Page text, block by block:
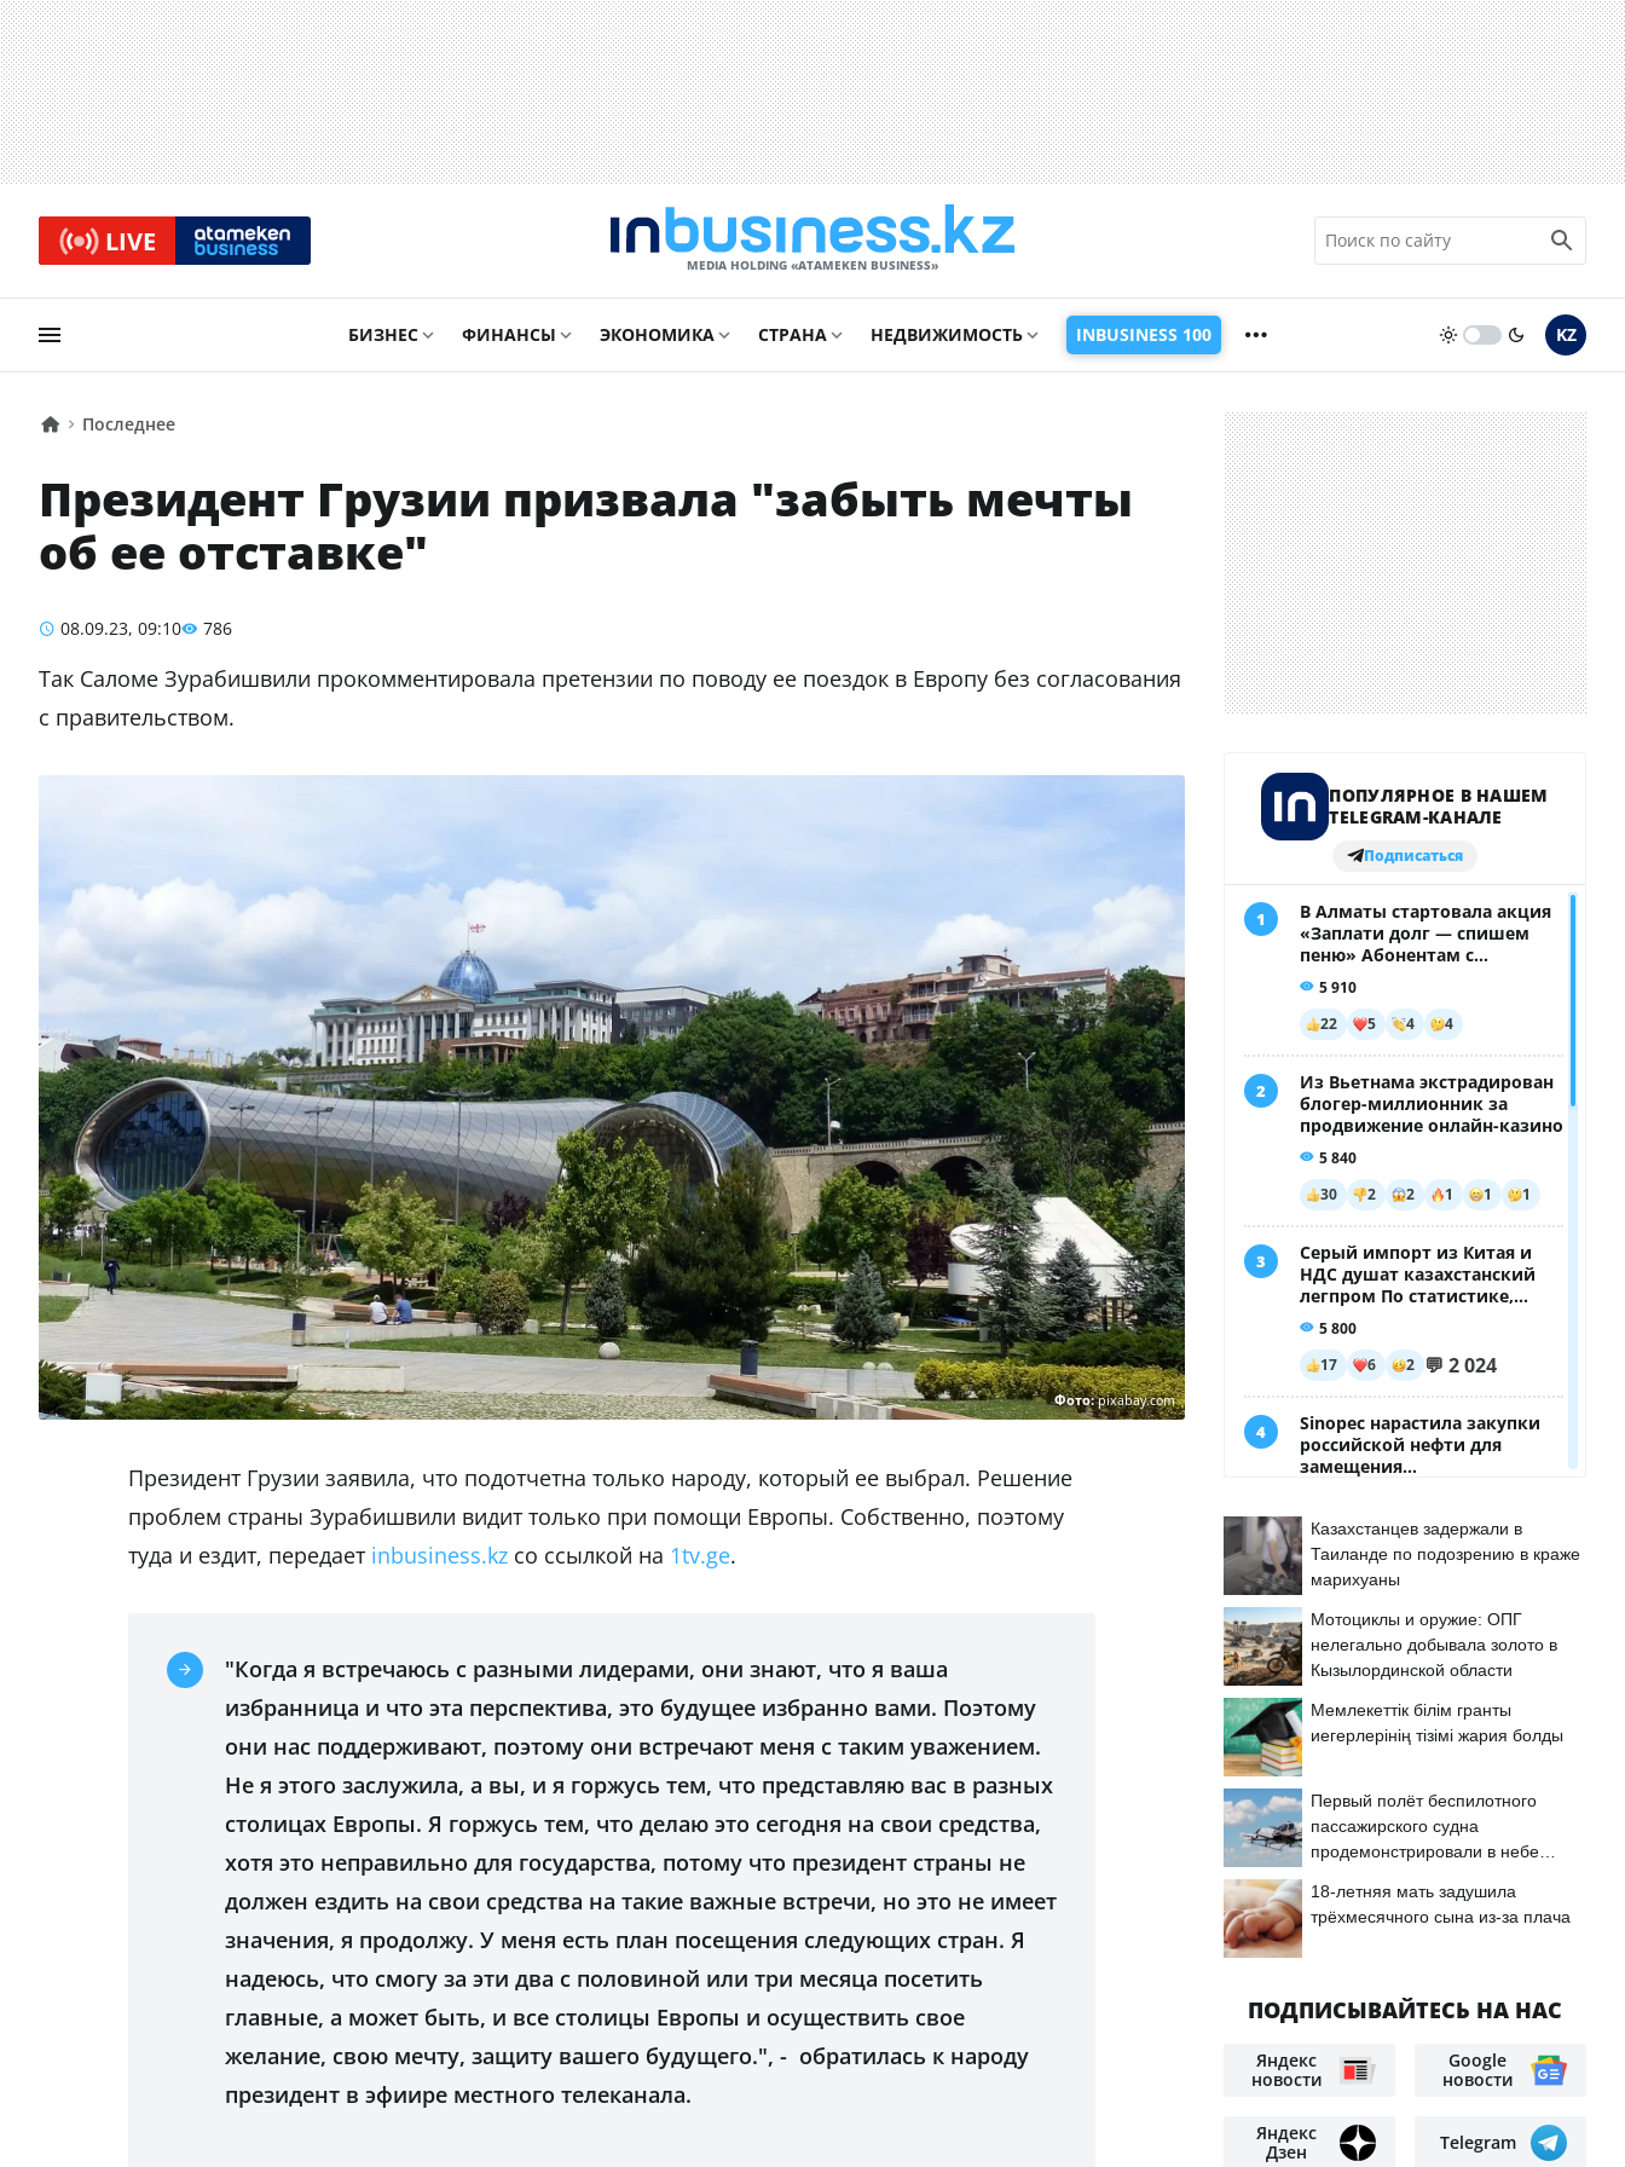
LIVE
MEDIA HOLDING «ATAMEKЕN BUSINESS»
БИЗНЕС ФИНАНСЫ ЭКОНОМИКА СТРАНА НЕДВИЖИМОСТЬ INBUSINESS 100 KZ
Последнее
Президент Грузии призвала "забыть мечты
об ее отставке"
08.09.23, 09:10 786
Так Саломе Зурабишвили прокомментировала претензии по поводу ее поездок в Европу без согласования
с правительством.
Фото:pixabay.com
Президент Грузии заявила, что подотчетна только народу, который ее выбрал. Решение
проблем страны Зурабишвили видит только при помощи Европы. Собственно, поэтому
туда и ездит, передает inbusiness.kz со ссылкой на 1tv.ge.
"Когда я встречаюсь с разными лидерами, они знают, что я ваша
избранница и что эта перспектива, это будущее избранно вами. Поэтому
они нас поддерживают, поэтому они встречают меня с таким уважением.
Не я этого заслужила, а вы, и я горжусь тем, что представляю вас в разных
столицах Европы. Я горжусь тем, что делаю это сегодня на свои средства,
хотя это неправильно для государства, потому что президент страны не
должен ездить на свои средства на такие важные встречи, но это не имеет
значения, я продолжу. У меня есть план посещения следующих стран. Я
надеюсь, что смогу за эти два с половиной или три месяца посетить
главные, а может быть, и все столицы Европы и осуществить свое
желание, свою мечту, защиту вашего будущего.", - обратилась к народу
президент в эфиире местного телеканала.
Казахстанцев задержали в
Таиланде по подозрению в краже
марихуаны
Мотоциклы и оружие: ОПГ
нелегально добывала золото в
Кызылординской области
Мемлекеттік білім гранты
иегерлерінің тізімі жария болды
Первый полёт беспилотного
пассажирского судна
продемонстрировали в небе
18-летняя мать задушила
трёхмесячного сына из-за плача
ПОДПИСЫВАЙТЕСЬ НА НАС
Яндекс
новости
Google
новости
Яндекс
Дзен
Telegram